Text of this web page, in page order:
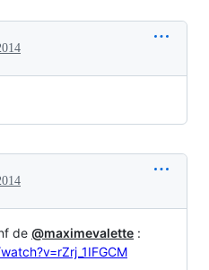
de @maximevalette :